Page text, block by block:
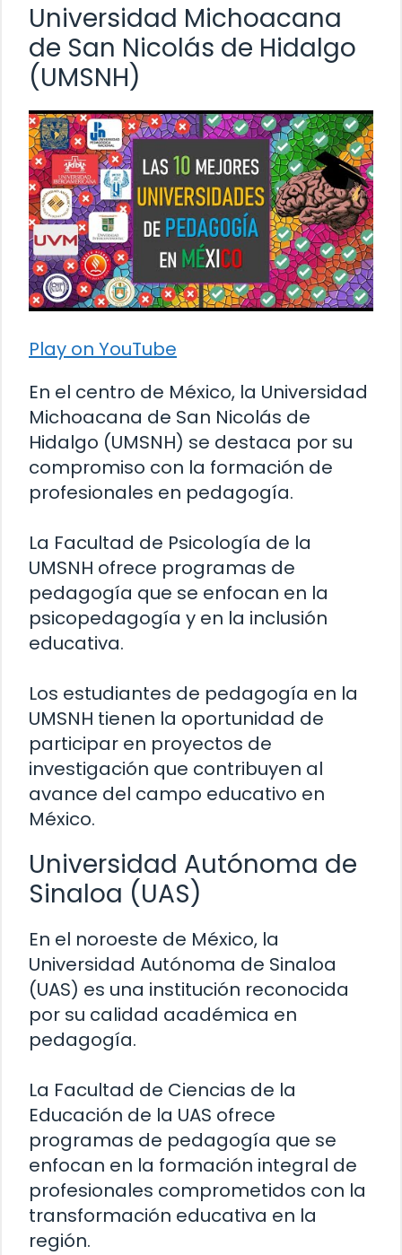
Universidad Michoacana
de San Nicolás de Hidalgo
(UMSNH)
Play on YouTube
En el centro de México, la Universidad
Michoacana de San Nicolás de
Hidalgo (UMSNH) se destaca por su
compromiso con la formación de
profesionales en pedagogía.
La Facultad de Psicología de la
UMSNH ofrece programas de
pedagogía que se enfocan en la
psicopedagogía y en la inclusión
educativa.
Los estudiantes de pedagogía en la
UMSNH tienen la oportunidad de
participar en proyectos de
investigación que contribuyen al
avance del campo educativo en
México.
Universidad Autónoma de
Sinaloa (UAS)
En el noroeste de México, la
Universidad Autónoma de Sinaloa
(UAS) es una institución reconocida
por su calidad académica en
pedagogía.
La Facultad de Ciencias de la
Educación de la UAS ofrece
programas de pedagogía que se
enfocan en la formación integral de
profesionales comprometidos con la
transformación educativa en la
región.